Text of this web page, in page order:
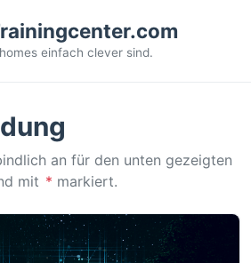
einfach clever sind.
an für den unten gezeigten
mit * markiert.